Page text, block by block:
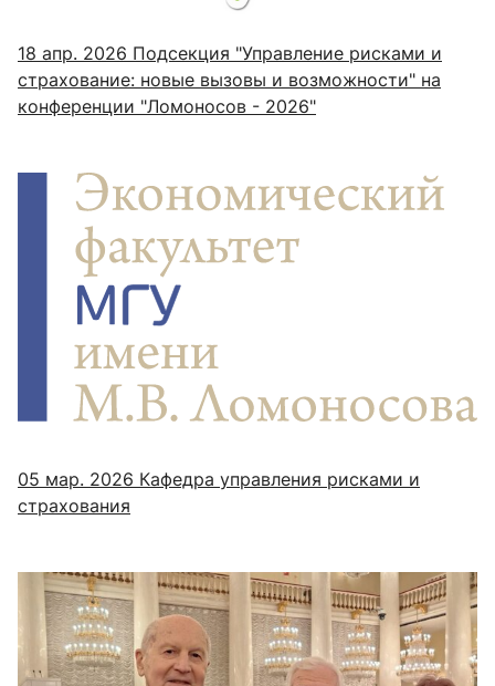
18 апр. 2026 Подсекция "Управление рисками и
страхование: новые вызовы и возможности" на
конференции "Ломоносов - 2026"
05 мар. 2026 Кафедра управления рисками и
страхования